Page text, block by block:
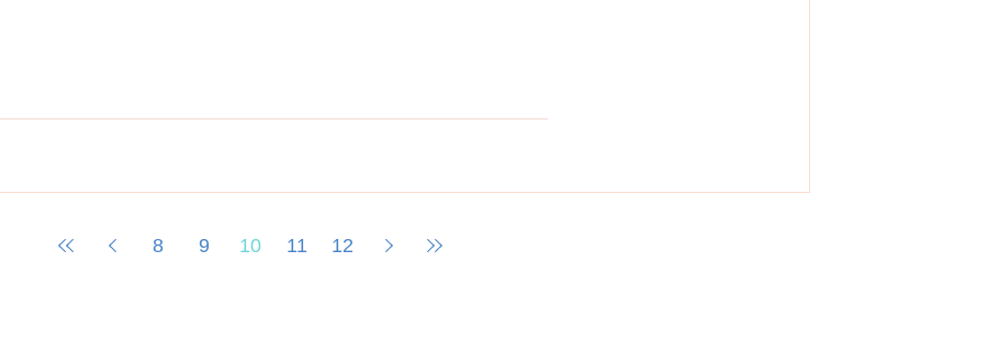
8 9 10 11 12